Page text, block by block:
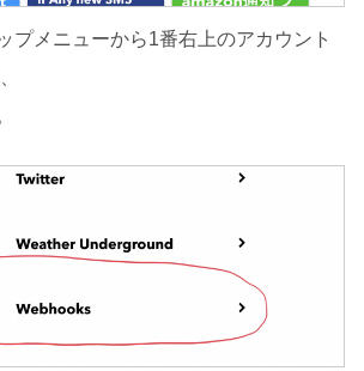
プメニューから1番右上のアカウント